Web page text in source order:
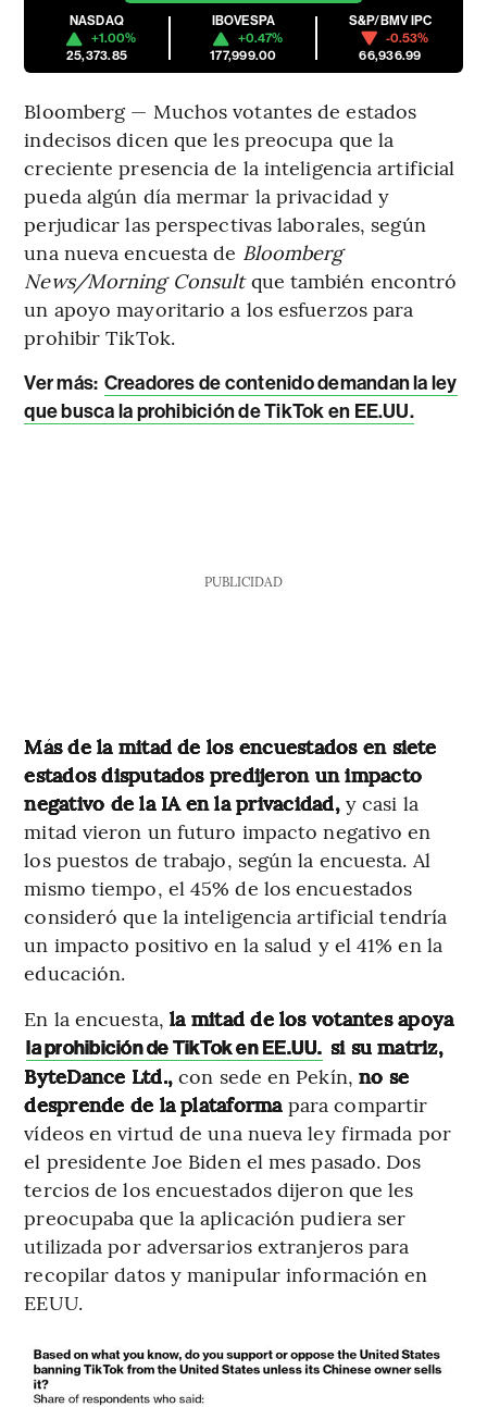
NASDAQ
+1.00%
25,373.85
IBOVESPA
+0.47%
177,999.00
S&P/BMV IPC
-0.53%
66,936.99
Bloomberg — Muchos votantes de estados
indecisos dicen que les preocupa que la
creciente presencia de la inteligencia artificial
pueda algún día mermar la privacidad y
perjudicar las perspectivas laborales, según
una nueva encuesta de Bloomberg
News/Morning Consultque también encontró
un apoyo mayoritario a los esfuerzos para
prohibir TikTok.
Ver más: Creadores de contenido demandan la ley
que busca la prohibición de TikTok en EE.UU.
PUBLICIDAD
Más de la mitad de los encuestados en siete
estados disputados predijeron un impacto
negativo de la IA en la privacidad,y casi la
mitad vieron un futuro impacto negativo en
los puestos de trabajo, según la encuesta. Al
mismo tiempo, el 45% de los encuestados
consideró que la inteligencia artificial tendría
un impacto positivo en la salud y el 41% en la
educación.
En la encuesta, la mitad de los votantes apoya
la prohibición de TikTok en EE.UU. si su matriz,
ByteDance Ltd., con sede en Pekín, no se
desprende de la plataforma para compartir
vídeos en virtud de una nueva ley firmada por
el presidente Joe Biden el mes pasado. Dos
tercios de los encuestados dijeron que les
preocupaba que la aplicación pudiera ser
utilizada por adversarios extranjeros para
recopilar datos y manipular información en
EEUU.